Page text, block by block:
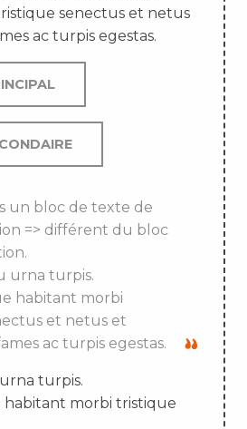
senectus et netus
ac turpis egestas.
un bloc de texte de
=> différent du bloc
urna turpis.
habitant morbi
et netus et
ac turpis egestas.
turpis.
morbi tristique